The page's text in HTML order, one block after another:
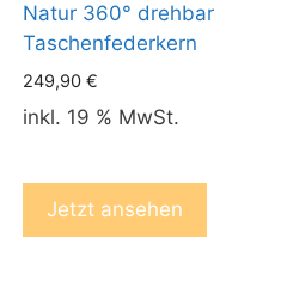
Natur 360° drehbar
Taschenfederkern
249,90 €
inkl. 19 % MwSt.
Jetzt ansehen